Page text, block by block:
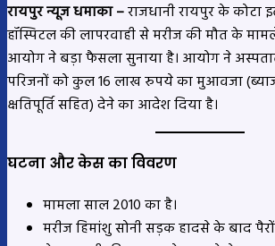
रायपुर न्यूज धमाका –राजधानी रायपुर के
हॉस्पिटल की लापरवाही से मरीज की मौत के
आयोग ने बड़ा फैसला सुनाया है। आयोग ने
परिजनों को कुल 16 लाख रुपये का मुआवजा
क्षतिपूर्ति सहित) देने का आदेश दिया है।
घटना और केस का विवरण
मामला साल 2010 का है।
मरीज हिमांशु सोनी सड़क हादसे के बाद